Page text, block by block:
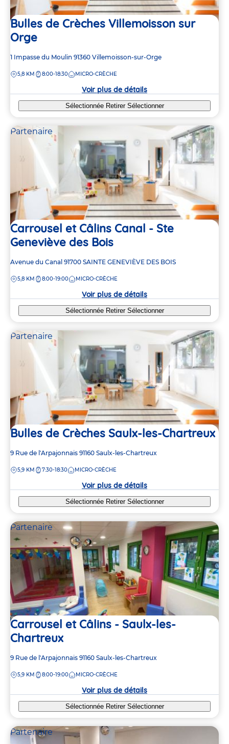
Bulles de Crèches Villemoisson sur
Orge
Adresse
la
1 Impasse du Moulin 91360 Villemoisson-sur-Orge
DISTANCE
5,8 KM 8:00-18:30 MICRO-CRÈCHE
Voir plus de détails
Sélectionnée Retirer Sélectionner
Partenaire
Carrousel et Câlins Canal - Ste
Geneviève des Bois
Adresse
la
Avenue du Canal 91700 SAINTE GENEVIÈVE DES BOIS
DISTANCE
5,8 KM 8:00-19:00 MICRO-CRÈCHE
Voir plus de détails
Sélectionnée Retirer Sélectionner
Partenaire
Bulles de Crèches Saulx-les-Chartreux
Adresse
la
9 Rue de l'Arpajonnais 91160 Saulx-les-Chartreux
DISTANCE
5,9 KM 7:30-18:30 MICRO-CRÈCHE
Voir plus de détails
Sélectionnée Retirer Sélectionner
Partenaire
Carrousel et Câlins - Saulx-les-
Chartreux
Adresse
la
9 Rue de l'Arpajonnais 91160 Saulx-les-Chartreux
DISTANCE
5,9 KM 8:00-19:00 MICRO-CRÈCHE
Voir plus de détails
Sélectionnée Retirer Sélectionner
Partenaire